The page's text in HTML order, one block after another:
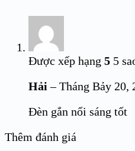
Được xếp hạng 5 5
Hải– Tháng Bảy 20,
Đèn gắn nổi sáng tốt
Thêm đánh giá